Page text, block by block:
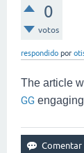
0
votos
respondido por
The article
GG